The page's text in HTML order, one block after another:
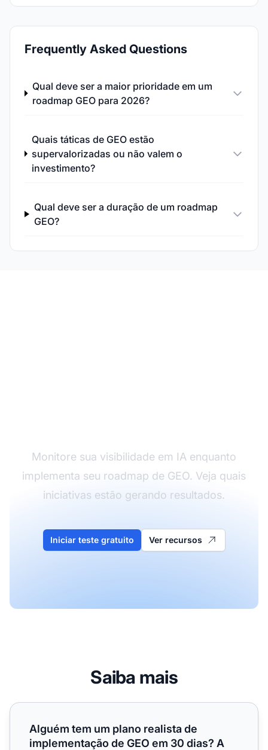
Frequently Asked Questions
Qual deve ser a maior prioridade em um
roadmap GEO para 2026?
Quais táticas de GEO estão
supervalorizadas ou não valem o
investimento?
Qual deve ser a duração de um roadmap
GEO?
Monitore sua visibilidade em IA enquanto
implementa seu roadmap de GEO. Veja quais
iniciativas estão gerando resultados.
Iniciar teste gratuito Ver recursos
Saiba mais
Alguém tem um plano realista de implementação de
Alguém tem um plano realista de
implementação de GEO em 30 dias? A